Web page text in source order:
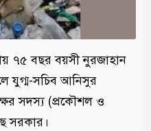
৭৫ বছর বয়সী নুরজাহান
যুগ্ম-সচিব আনিসুর
সদস্য (প্রকৌশল ও
সরকার।